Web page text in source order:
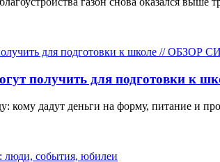
получить для подготовки
кому дадут деньги на форму, питание и